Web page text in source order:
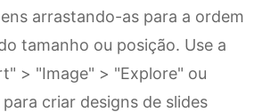
arrastando-as para a ordem
tamanho ou posição. Use a
> "Image" > "Explore" ou
criar designs de slides